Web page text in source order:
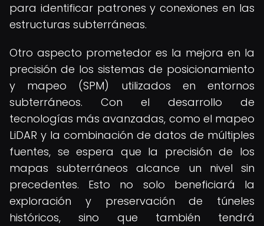
para identificar patrones y conexiones en las
estructuras subterráneas.
Otro aspecto prometedor es la mejora en la
precisión de los sistemas de posicionamiento
y mapeo (SPM) utilizados en entornos
subterráneos. Con el desarrollo de
tecnologías más avanzadas, como el mapeo
LiDAR y la combinación de datos de múltiples
fuentes, se espera que la precisión de los
mapas subterráneos alcance un nivel sin
precedentes. Esto no solo beneficiará la
exploración y preservación de túneles
históricos, sino que también tendrá